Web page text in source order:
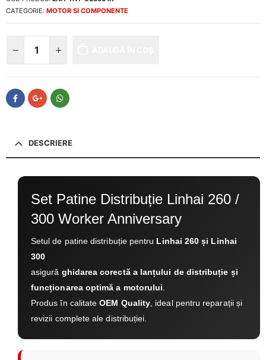
CATEGORIE: MOTOR SI COMPONENTE
DESCRIERE
Set Patine Distribuție Linhai 260 /
300 Worker Anniversary
Setul de patine distribuție pentru Linhai 260 și Linhai
300
asigură ghidarea corectă a lanțului de distribuție și
funcționarea optimă a motorului.
Produs în calitateOEM Quality, ideal pentru reparații și
revizii complete ale distribuției.